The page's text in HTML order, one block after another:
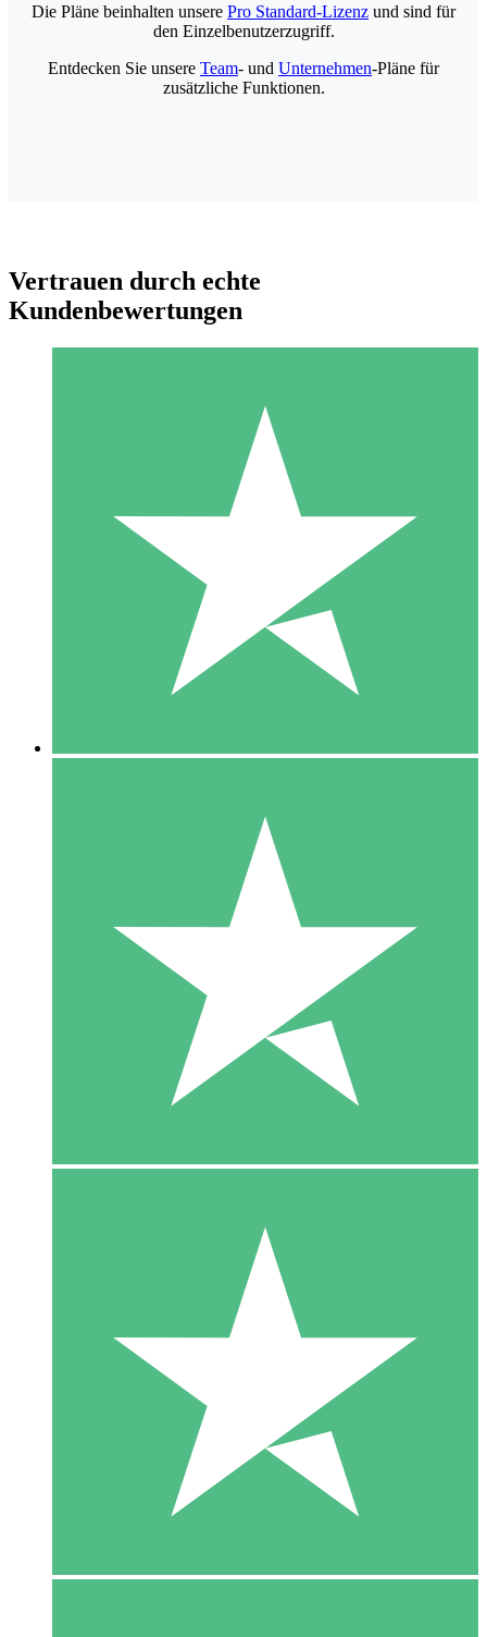
Individuelle Credit-Pakete
Zahlen Sie nach Bedarf mit Download-Credits. Keine
monatliche Verpflichtung erforderlich.
10 00
10 Downloads
20 00
Die Pläne beinhalten unsere Pro Standard-Lizenz und sind für
den Einzelbenutzerzugriff.
Entdecken Sie unsere Team- und Unternehmen-Pläne für
zusätzliche Funktionen.
Vertrauen durch echte
Kundenbewertungen